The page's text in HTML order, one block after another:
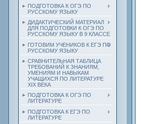
ПОДГОТОВКА К ОГЭ ПО
РУССКОМУ ЯЗЫКУ
ДИДАКТИЧЕСКИЙ МАТЕРИАЛ
ДЛЯ ПОДГОТОВКИ К ОГЭ ПО
РУССКОМУ ЯЗЫКУ В 9 КЛАССЕ
ГОТОВИМ УЧЕНИКОВ К ЕГЭ ПО
РУССКОМУ ЯЗЫКУ
СРАВНИТЕЛЬНАЯ ТАБЛИЦА
ТРЕБОВАНИЙ К ЗНАНИЯМ,
УМЕНИЯМ И НАВЫКАМ
УЧАЩИХСЯ ПО ЛИТЕРАТУРЕ
ХIХ ВЕКА
ПОДГОТОВКА К ОГЭ ПО
ЛИТЕРАТУРЕ
ПОДГОТОВКА К ЕГЭ ПО
ЛИТЕРАТУРЕ